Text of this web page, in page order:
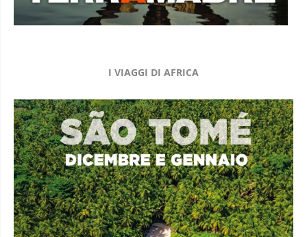
I VIAGGI DI AFRICA